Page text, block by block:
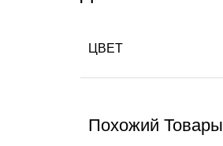
ЦВЕТ
Похожий Товары